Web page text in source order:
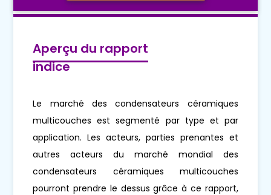
Aperçu du rapport
indice
Le marché des condensateurs céramiques
multicouches est segmenté par type et par
application. Les acteurs, parties prenantes et
autres acteurs du marché mondial des
condensateurs céramiques multicouches
pourront prendre le dessus grâce à ce rapport,